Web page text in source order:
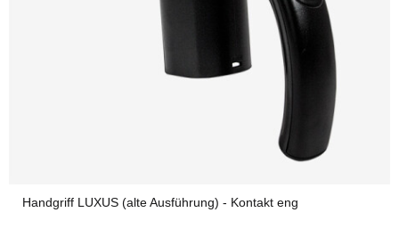
Handgriff LUXUS (alte Ausführung) - Kontakt eng